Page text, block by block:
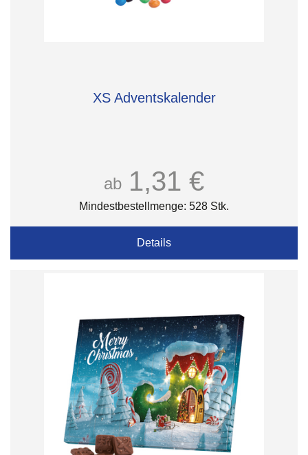
XS Adventskalender
ab 1,31 €
Mindestbestellmenge: 528 Stk.
Details